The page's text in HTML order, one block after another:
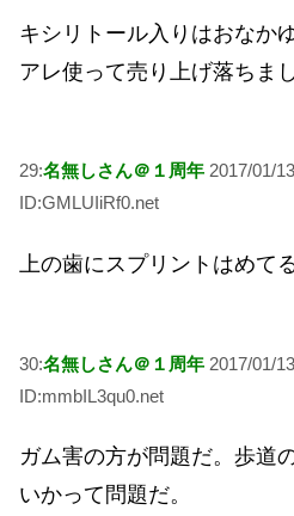
キシリトール入りはおなか
アレ使って売り上げ落ちま
29:名無しさん＠１周年 2017/01/
ID:GMLUIiRf0.net
上の歯にスプリントはめて
30:名無しさん＠１周年 2017/01/
ID:mmbIL3qu0.net
ガム害の方が問題だ。歩道
いかって問題だ。